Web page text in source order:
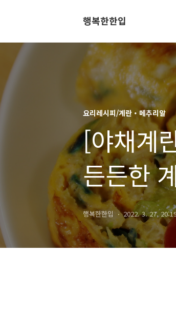
행복한한입
요리레시피/계란・메추리알
[야채계
든든한
레시피)
행복한한입 2022. 3. 27.